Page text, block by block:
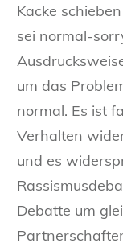
Kacke
sei normal-
um das
normal. Es ist
Verhalten
und es
Debatte um